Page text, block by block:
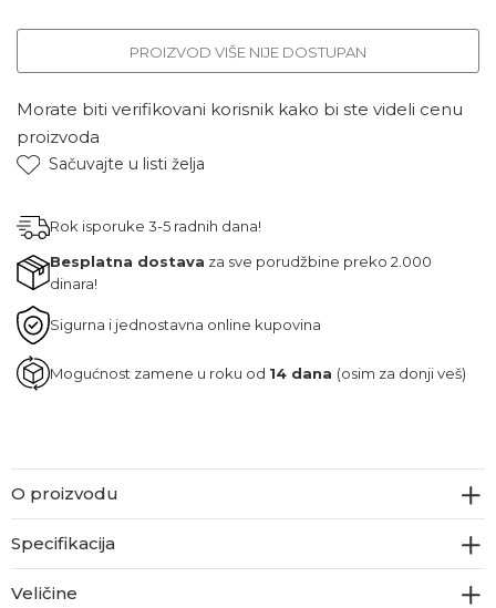
PROIZVOD VIŠE NIJE DOSTUPAN
Morate biti verifikovani korisnik kako bi ste videli cenu
proizvoda
Sačuvajte u listi želja
Rok isporuke 3-5 radnih dana!
Besplatna dostava za sve porudžbine preko 2.000
dinara!
Sigurna i jednostavna online kupovina
Mogućnost zamene u roku od 14 dana (osim za donji veš)
O proizvodu
Specifikacija
Veličine